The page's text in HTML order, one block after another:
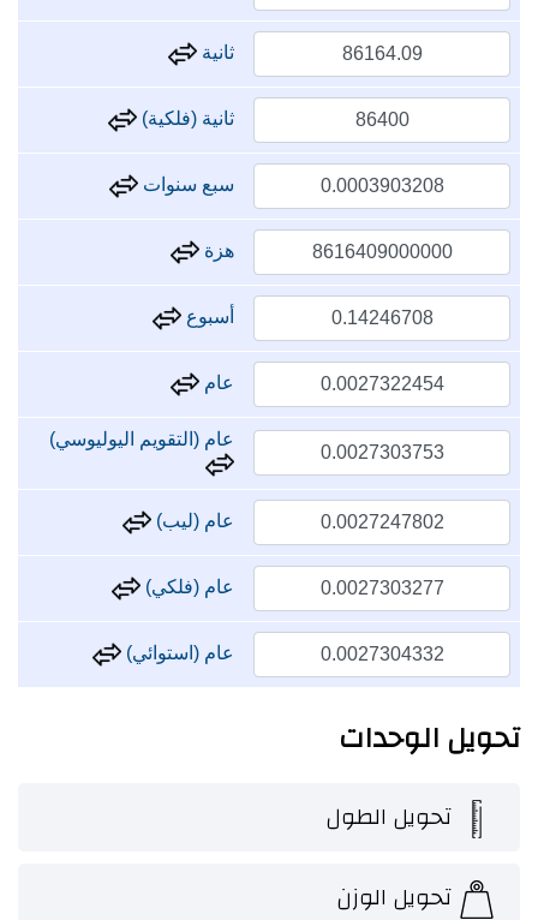
ثانية
ثانية (فلكية)
سبع سنوات
هزة
أسبوع
عام
عام (التقويم اليوليوسي)
عام (ليب)
عام (فلكي)
عام (استوائي)
تحويل الوحدات
تحويل الطول
تحويل الوزن